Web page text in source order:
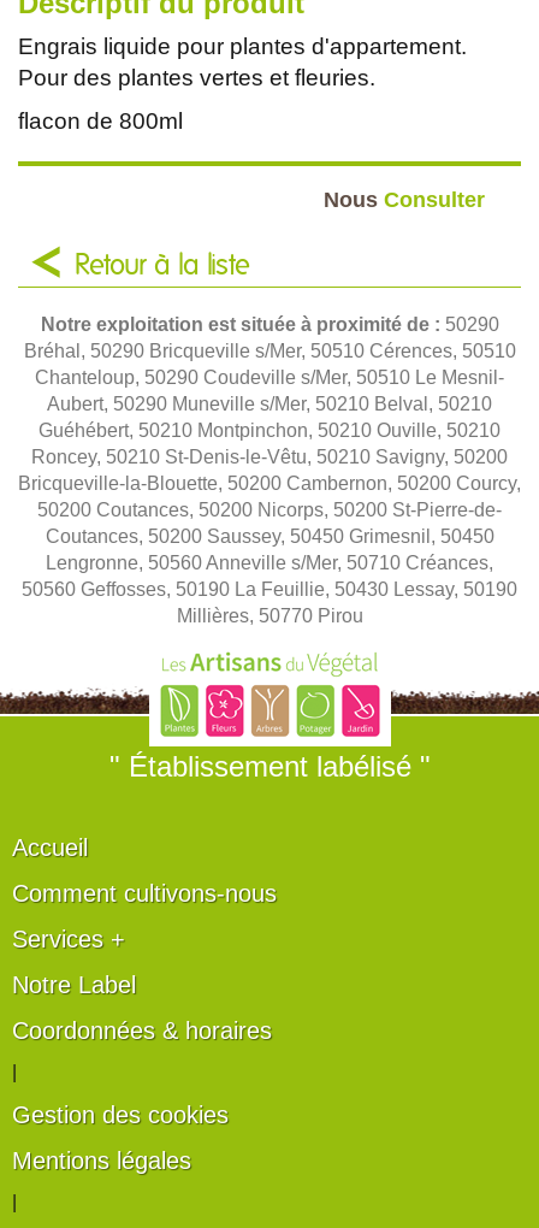
Engrais liquide pour plantes d'appartement.
Pour des plantes vertes et fleuries.
flacon de 800ml
Nous Consulter
Retour à la liste
Notre exploitation est située à proximité de : 50290
Bréhal, 50290 Bricqueville s/Mer, 50510 Cérences, 50510
Chanteloup, 50290 Coudeville s/Mer, 50510 Le Mesnil-
Aubert, 50290 Muneville s/Mer, 50210 Belval, 50210
Guéhébert, 50210 Montpinchon, 50210 Ouville, 50210
Roncey, 50210 St-Denis-le-Vêtu, 50210 Savigny, 50200
Bricqueville-la-Blouette, 50200 Cambernon, 50200 Courcy,
50200 Coutances, 50200 Nicorps, 50200 St-Pierre-de-
Coutances, 50200 Saussey, 50450 Grimesnil, 50450
Lengronne, 50560 Anneville s/Mer, 50710 Créances,
50560 Geffosses, 50190 La Feuillie, 50430 Lessay, 50190
Millières, 50770 Pirou
" Établissement labélisé "
Accueil
Comment cultivons-nous
Services +
Notre Label
Coordonnées & horaires
Gestion des cookies
Mentions légales